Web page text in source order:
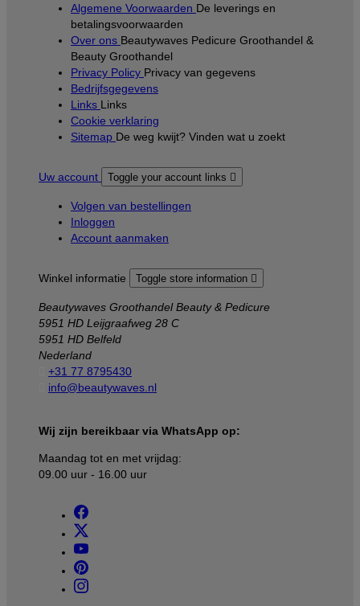
Algemene Voorwaarden De leverings en
betalingsvoorwaarden
Over ons Beautywaves Pedicure Groothandel &
Beauty Groothandel
Privacy Policy Privacy van gegevens
Bedrijfsgegevens
Links Links
Cookie verklaring
Sitemap De weg kwijt? Vinden wat u zoekt
Uw account Toggle your account links 
Volgen van bestellingen
Inloggen
Account aanmaken
Winkel informatie Toggle store information 
Beautywaves Groothandel Beauty & Pedicure
5951 HD Leijgraafweg 28 C
5951 HD Belfeld
Nederland
+31 77 8795430
info@beautywaves.nl
Wij zijn bereikbaar via WhatsApp op:
Maandag tot en met vrijdag:
09.00 uur - 16.00 uur